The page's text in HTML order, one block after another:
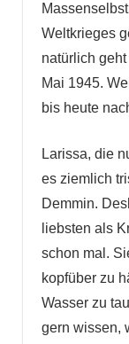
Weltkrieges
natürlich
Mai 1945.
bis heute
Larissa, die
es ziemlich
Demmin.
liebsten als
schon mal.
kopfüber zu
Wasser zu
gern wissen,